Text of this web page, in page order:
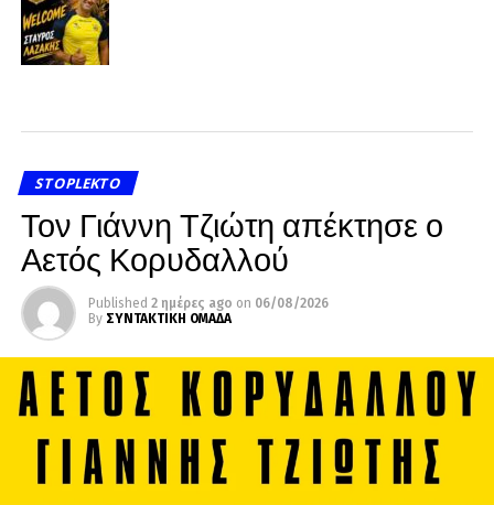
STOPLEKTO
Τον Γιάννη Τζιώτη απέκτησε ο
Αετός Κορυδαλλού
Published 2 ημέρες ago on 06/08/2026
By ΣΥΝΤΑΚΤΙΚΗ ΟΜΑΔΑ